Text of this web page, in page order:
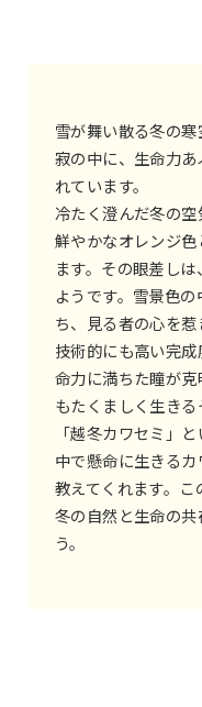
雪が舞い散る冬の
寂の中に、生命力
れています。
冷たく澄んだ冬の
鮮やかなオレンジ
ます。その眼差し
ようです。雪景色
ち、見る者の心を惹
技術的にも高い完
命力に満ちた瞳が
もたくましく生きる
「越冬カワセミ」
中で懸命に生きる
教えてくれます。こ
冬の自然と生命の
う。